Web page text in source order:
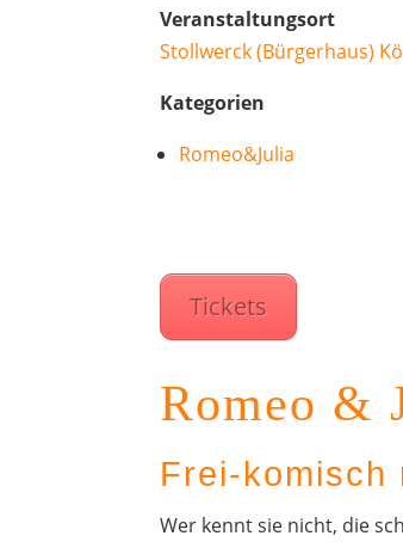
Veranstaltungsort
Stollwerck (Bürgerhaus)
Kategorien
Romeo&Julia
Tickets
Romeo &
Frei-komisch
Wer kennt sie nicht, die